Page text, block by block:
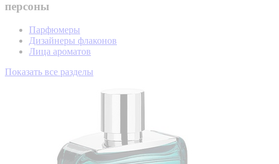
персоны
Парфюмеры
Дизайнеры флаконов
Лица ароматов
Показать все разделы